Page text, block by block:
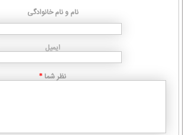
نام و نام خانوادگی
ایمیل
نظر شما *